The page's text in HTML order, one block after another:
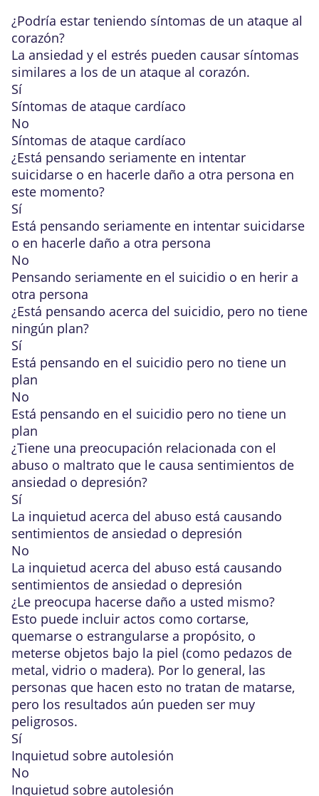
¿Podría estar teniendo síntomas de un ataque al
corazón?
La ansiedad y el estrés pueden causar síntomas
similares a los de un ataque al corazón.
Sí
Síntomas de ataque cardíaco
No
Síntomas de ataque cardíaco
¿Está pensando seriamente en intentar
suicidarse o en hacerle daño a otra persona en
este momento?
Sí
Está pensando seriamente en intentar suicidarse
o en hacerle daño a otra persona
No
Pensando seriamente en el suicidio o en herir a
otra persona
¿Está pensando acerca del suicidio, pero no tiene
ningún plan?
Sí
Está pensando en el suicidio pero no tiene un
plan
No
Está pensando en el suicidio pero no tiene un
plan
¿Tiene una preocupación relacionada con el
abuso o maltrato que le causa sentimientos de
ansiedad o depresión?
Sí
La inquietud acerca del abuso está causando
sentimientos de ansiedad o depresión
No
La inquietud acerca del abuso está causando
sentimientos de ansiedad o depresión
¿Le preocupa hacerse daño a usted mismo?
Esto puede incluir actos como cortarse,
quemarse o estrangularse a propósito, o
meterse objetos bajo la piel (como pedazos de
metal, vidrio o madera). Por lo general, las
personas que hacen esto no tratan de matarse,
pero los resultados aún pueden ser muy
peligrosos.
Sí
Inquietud sobre autolesión
No
Inquietud sobre autolesión